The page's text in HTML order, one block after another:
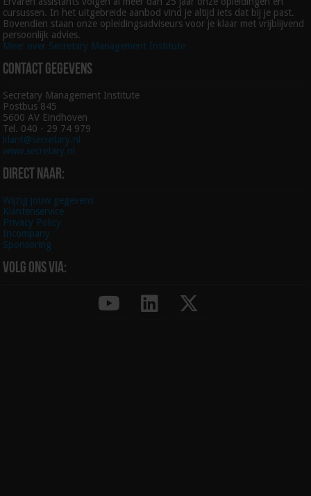
cursussen. In het uitgebreide aanbod vind je altijd iets dat bij je past.
Bovendien staan onze opleidingsadviseurs voor je klaar met vrijblijvend
persoonlijk advies.
Meer over Secretary Management Institute
Contact gegevens
Secretary Management Institute
Postbus 845
5600 AV Eindhoven
Tel. 040 - 29 74 979
klant@secretary.nl
www.secretary.nl
Direct naar:
Wijzig jouw gegevens
Klantenservice
Privacy Policy
Incompany
Sponsoring
Volg ons via: